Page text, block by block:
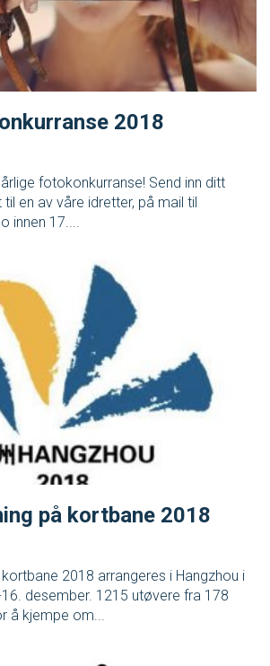
2018
fotokonkurranse! Send inn ditt
en av våre idretter, på mail til
innen 17....
på kortbane 2018
2018 arrangeres i Hangzhou i
desember. 1215 utøvere fra 178
å kjempe om...